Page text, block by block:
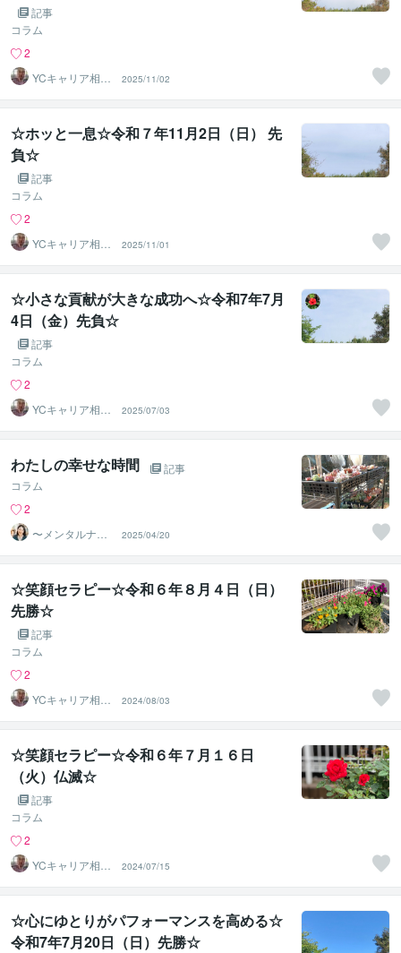
記事
コラム
2
YCキャリア相談
2025/11/02
☆ホッと一息☆令和７年11月2日（日） 先
負☆
記事
コラム
2
YCキャリア相談
2025/11/01
☆小さな貢献が大きな成功へ☆令和7年7月
4日（金）先負☆
記事
コラム
2
YCキャリア相談
2025/07/03
わたしの幸せな時間
記事
コラム
2
〜メンタルナー
ス〜よしこ❤️
2025/04/20
☆笑顔セラピー☆令和６年８月４日（日）
先勝☆
記事
コラム
2
YCキャリア相談
2024/08/03
☆笑顔セラピー☆令和６年７月１６日
（火）仏滅☆
記事
コラム
2
YCキャリア相談
2024/07/15
☆心にゆとりがパフォーマンスを高める☆
令和7年7月20日（日）先勝☆